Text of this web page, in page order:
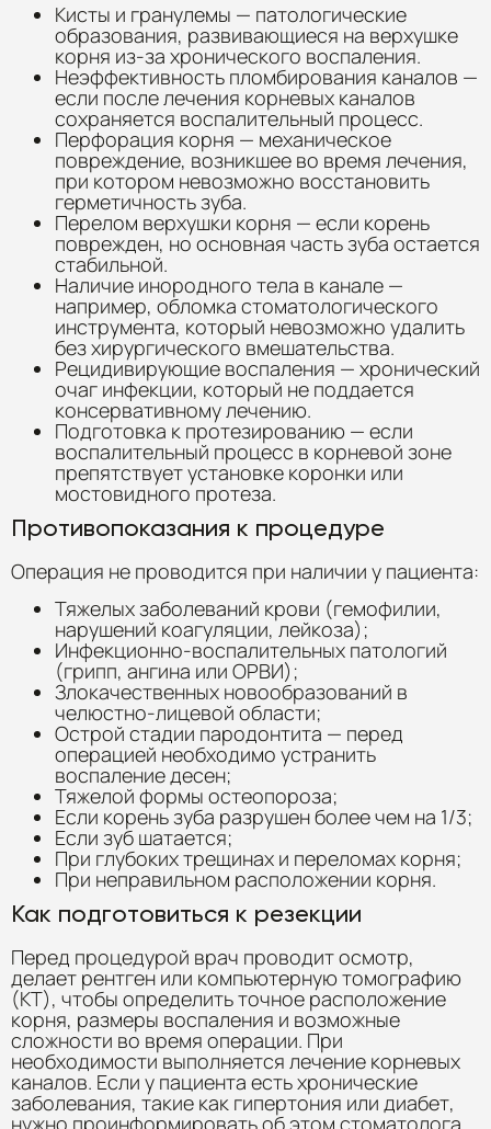
Кисты и гранулемы — патологические
образования, развивающиеся на верхушке
корня из-за хронического воспаления.
Неэффективность пломбирования каналов —
если после лечения корневых каналов
сохраняется воспалительный процесс.
Перфорация корня — механическое
повреждение, возникшее во время лечения,
при котором невозможно восстановить
герметичность зуба.
Перелом верхушки корня — если корень
поврежден, но основная часть зуба остается
стабильной.
Наличие инородного тела в канале —
например, обломка стоматологического
инструмента, который невозможно удалить
без хирургического вмешательства.
Рецидивирующие воспаления — хронический
очаг инфекции, который не поддается
консервативному лечению.
Подготовка к протезированию — если
воспалительный процесс в корневой зоне
препятствует установке коронки или
мостовидного протеза.
Противопоказания к процедуре
Операция не проводится при наличии у пациента:
Тяжелых заболеваний крови (гемофилии,
нарушений коагуляции, лейкоза);
Инфекционно-воспалительных патологий
(грипп, ангина или ОРВИ);
Злокачественных новообразований в
челюстно-лицевой области;
Острой стадии пародонтита — перед
операцией необходимо устранить
воспаление десен;
Тяжелой формы остеопороза;
Если корень зуба разрушен более чем на 1/3;
Если зуб шатается;
При глубоких трещинах и переломах корня;
При неправильном расположении корня.
Как подготовиться к резекции
Перед процедурой врач проводит осмотр,
делает рентген или компьютерную томографию
(КТ), чтобы определить точное расположение
корня, размеры воспаления и возможные
сложности во время операции. При
необходимости выполняется лечение корневых
каналов. Если у пациента есть хронические
заболевания, такие как гипертония или диабет,
нужно проинформировать об этом стоматолога.